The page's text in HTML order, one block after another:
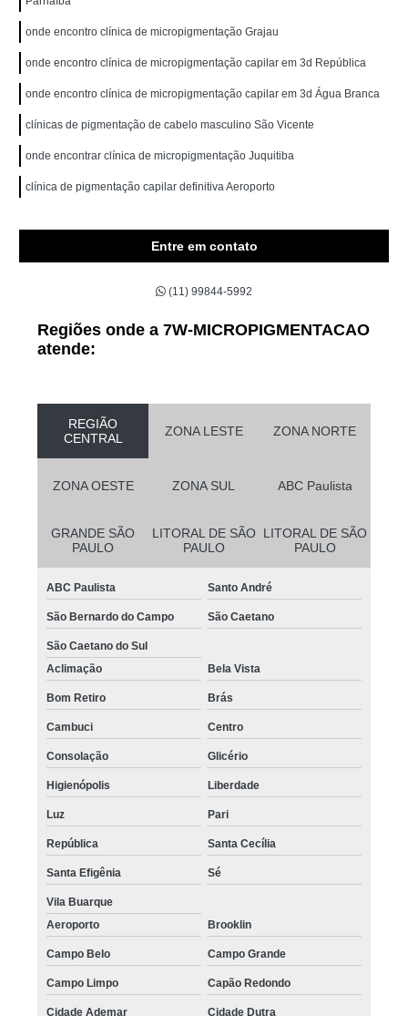
onde encontro clínica de micropigmentação Grajau
onde encontro clínica de micropigmentação capilar em 3d República
onde encontro clínica de micropigmentação capilar em 3d Água Branca
clínicas de pigmentação de cabelo masculino São Vicente
onde encontrar clínica de micropigmentação Juquitiba
clínica de pigmentação capilar definitiva Aeroporto
Entre em contato
(11) 99844-5992
Regiões onde a 7W-MICROPIGMENTACAO
atende:
REGIÃO
CENTRAL
ZONA LESTE ZONA NORTE
ZONA OESTE ZONA SUL ABC Paulista
GRANDE SÃO
PAULO
LITORAL DE SÃO
PAULO
LITORAL DE SÃO
PAULO
ABC Paulista Santo André
São Bernardo do Campo São Caetano
São Caetano do Sul
Aclimação
Bela Vista
Bom Retiro Brás
Cambuci Centro
Consolação Glicério
Higienópolis Liberdade
Luz Pari
República Santa Cecília
Santa Efigênia Sé
Vila Buarque
Aeroporto
Brooklin
Campo Belo Campo Grande
Campo Limpo Capão Redondo
Cidade Ademar Cidade Dutra